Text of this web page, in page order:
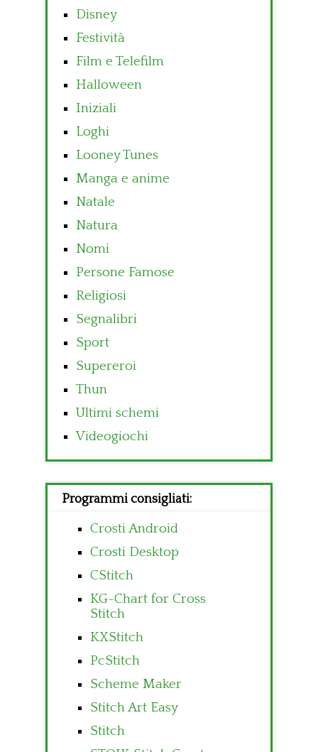
Disney
Festività
Film e Telefilm
Halloween
Iniziali
Loghi
Looney Tunes
Manga e anime
Natale
Natura
Nomi
Persone Famose
Religiosi
Segnalibri
Sport
Supereroi
Thun
Ultimi schemi
Videogiochi
Programmi consigliati:
Crosti Android
Crosti Desktop
CStitch
KG-Chart for Cross
Stitch
KXStitch
PcStitch
Scheme Maker
Stitch Art Easy
Stitch